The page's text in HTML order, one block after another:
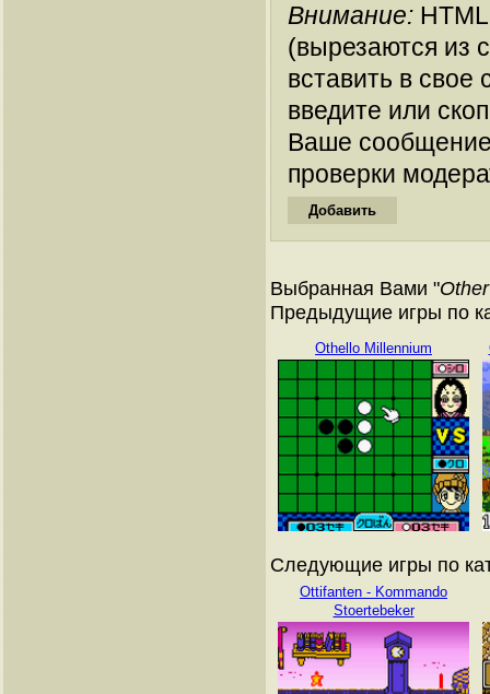
Внимание:
(вырезаются из
вставить в
введите или
Ваше
проверки
Выбранная Вами "
Предыдущие игры по
Othello Millennium
Следующие игры по
Ottifanten - Kommando
Stoertebeker